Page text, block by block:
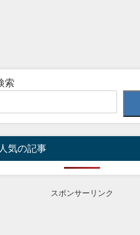
索
人気の記事
スポンサーリンク